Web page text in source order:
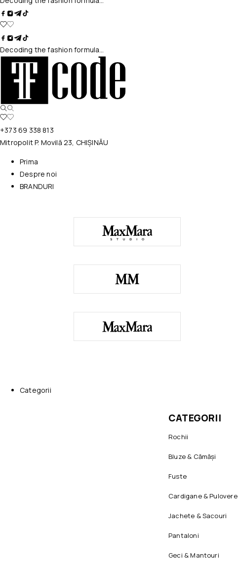
Decoding the fashion formula…
+373 69 338 813
Mitropolit P. Movilă 23, CHIȘINĂU
Prima
Despre noi
BRANDURI
Categorii
CATEGORII
Rochii
Bluze & Cămăși
Fuste
Cardigane & Pulovere
Jachete & Sacouri
Pantaloni
Geci & Mantouri